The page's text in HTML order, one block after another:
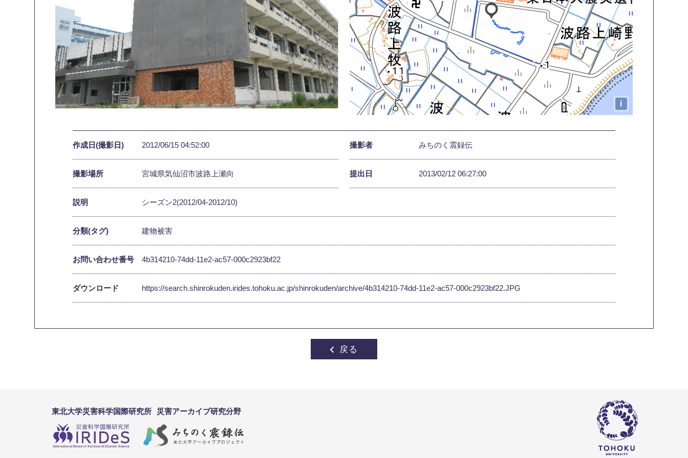
i
作成日(撮影日) 2012/06/15 04:52:00
撮影場所 宮城県気仙沼市波路上瀬向
撮影者 みちのく震録伝
提出日 2013/02/12 06:27:00
説明 シーズン2(2012/04-2012/10)
分類(タグ) 建物被害
お問い合わせ番号 4b314210-74dd-11e2-ac57-000c2923bf22
ダウンロード https://search.shinrokuden.irides.tohoku.ac.jp/shinrokuden/archive/4b314210-74dd-11e2-ac57-000c2923bf22.JPG
戻る
東北大学災害科学国際研究所 災害アーカイブ研究分野